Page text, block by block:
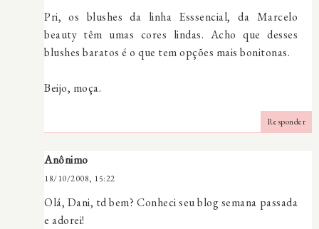
Pri, os blushes da linha Esssencial, da Marcelo
beauty têm umas cores lindas. Acho que desses
blushes baratos é o que tem opções mais bonitonas.
Beijo, moça.
Responder
Anônimo
18/10/2008, 15:22
Olá, Dani, td bem? Conheci seu blog semana passada
e adorei!